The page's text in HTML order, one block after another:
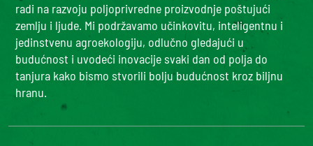
radi na razvoju poljoprivredne proizvodnje poštujući
zemlju i ljude. Mi podržavamo učinkovitu, inteligentnu i
jedinstvenu agroekologiju, odlučno gledajući u
budućnost i uvodeći inovacije svaki dan od polja do
tanjura kako bismo stvorili bolju budućnost kroz biljnu
hranu.